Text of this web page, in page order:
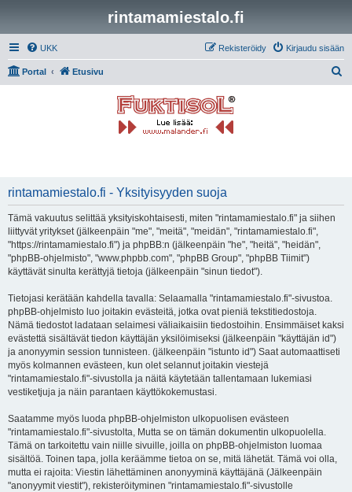
rintamamiestalo.fi
UKK Kirjaudu sisään
Rekisteröidy
Portal Etusivu
rintamamiestalo.fi - Yksityisyyden suoja
Tämä vakuutus selittää yksityiskohtaisesti, miten "rintamamiestalo.fi" ja siihen
liittyvät yritykset (jälkeenpäin "me", "meitä", "meidän", "rintamamiestalo.fi",
"https://rintamamiestalo.fi") ja phpBB:n (jälkeenpäin "he", "heitä", "heidän",
"phpBB-ohjelmisto", "www.phpbb.com", "phpBB Group", "phpBB Tiimit")
käyttävät sinulta kerättyjä tietoja (jälkeenpäin "sinun tiedot").
Tietojasi kerätään kahdella tavalla: Selaamalla "rintamamiestalo.fi"-sivustoa.
phpBB-ohjelmisto luo joitakin evästeitä, jotka ovat pieniä tekstitiedostoja.
Nämä tiedostot ladataan selaimesi väliaikaisiin tiedostoihin. Ensimmäiset kaksi
evästettä sisältävät tiedon käyttäjän yksilöimiseksi (jälkeenpäin "käyttäjän id")
ja anonyymin session tunnisteen. (jälkeenpäin "istunto id") Saat automaattiseti
myös kolmannen evästeen, kun olet selannut joitakin viestejä
"rintamamiestalo.fi"-sivustolla ja näitä käytetään tallentamaan lukemiasi
vestiketjuja ja näin parantaen käyttökokemustasi.
Saatamme myös luoda phpBB-ohjelmiston ulkopuolisen evästeen
"rintamamiestalo.fi"-sivustolta, Mutta se on tämän dokumentin ulkopuolella.
Tämä on tarkoitettu vain niille sivuille, joilla on phpBB-ohjelmiston luomaa
sisältöä. Toinen tapa, jolla keräämme tietoa on se, mitä lähetät. Tämä voi olla,
mutta ei rajoita: Viestin lähettäminen anonyyminä käyttäjänä (Jälkeenpäin
"anonyymit viestit"), rekisteröityminen "rintamamiestalo.fi"-sivustolle